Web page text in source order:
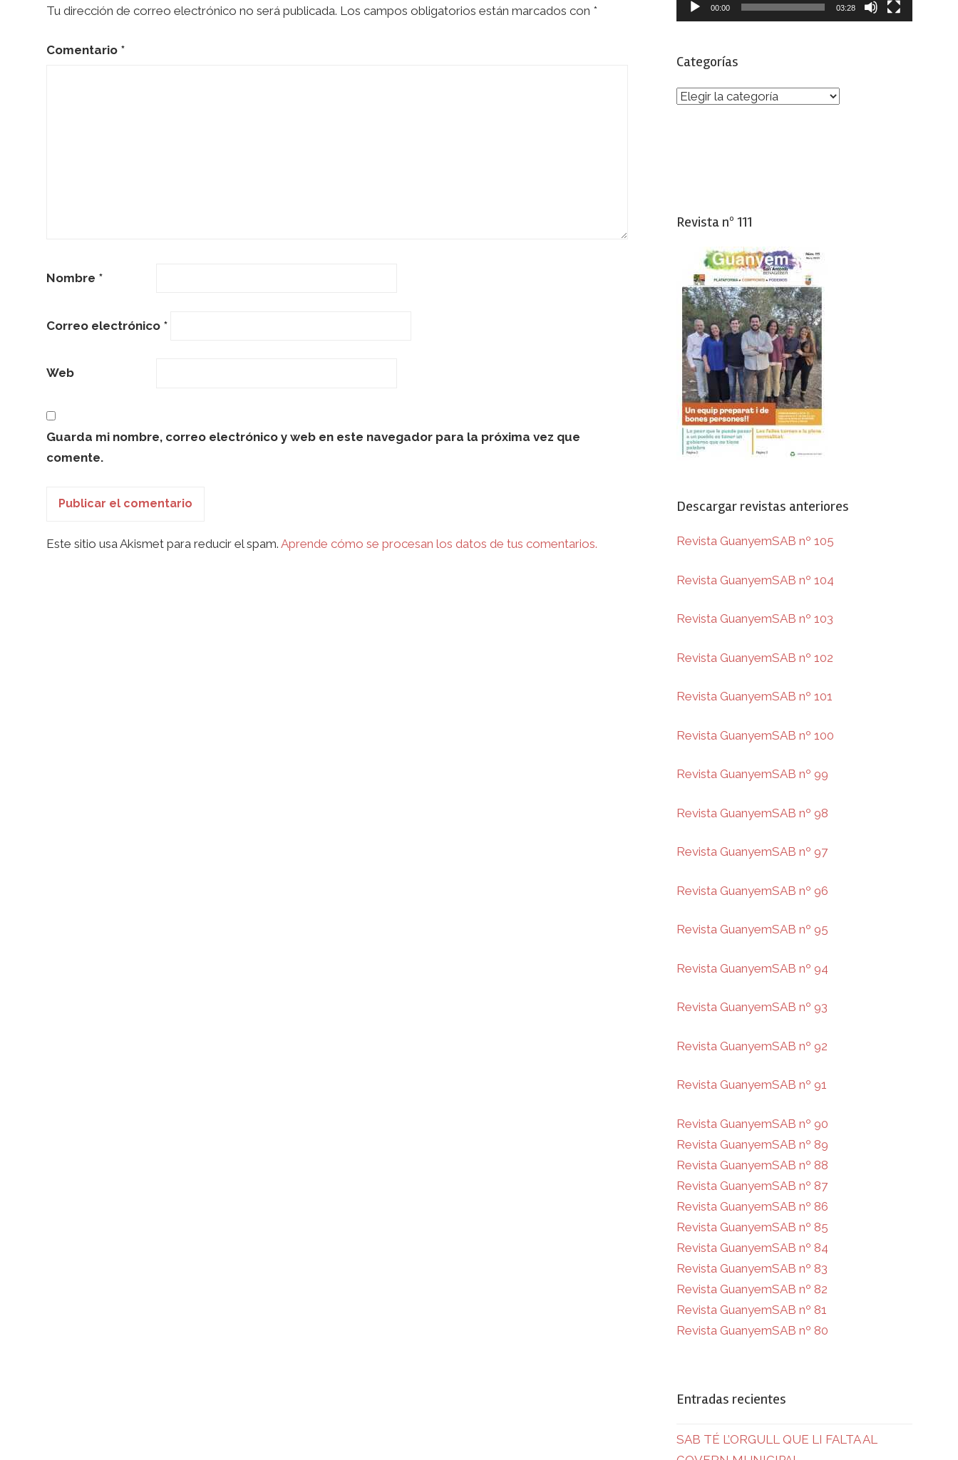
Tu dirección de correo electrónico no será publicada. Los campos obligatorios están marcados con *
Comentario *
Nombre *
Correo electrónico *
Web
Guarda mi nombre, correo electrónico y web en este navegador para la próxima vez que
comente.
Este sitio usa Akismet para reducir el spam. Aprende cómo se procesan los datos de tus comentarios.
00:00 03:28
Categorías
Categorías
Revista nº 111
Descargar revistas anteriores
Revista GuanyemSAB nº 105
Revista GuanyemSAB nº 104
Revista GuanyemSAB nº 103
Revista GuanyemSAB nº 102
Revista GuanyemSAB nº 101
Revista GuanyemSAB nº 100
Revista GuanyemSAB nº 99
Revista GuanyemSAB nº 98
Revista GuanyemSAB nº 97
Revista GuanyemSAB nº 96
Revista GuanyemSAB nº 95
Revista GuanyemSAB nº 94
Revista GuanyemSAB nº 93
Revista GuanyemSAB nº 92
Revista GuanyemSAB nº 91
Revista GuanyemSAB nº 90
Revista GuanyemSAB nº 89
Revista GuanyemSAB nº 88
Revista GuanyemSAB nº 87
Revista GuanyemSAB nº 86
Revista GuanyemSAB nº 85
Revista GuanyemSAB nº 84
Revista GuanyemSAB nº 83
Revista GuanyemSAB nº 82
Revista GuanyemSAB nº 81
Revista GuanyemSAB nº 80
Entradas recientes
SAB TÉ L’ORGULL QUE LI FALTA AL